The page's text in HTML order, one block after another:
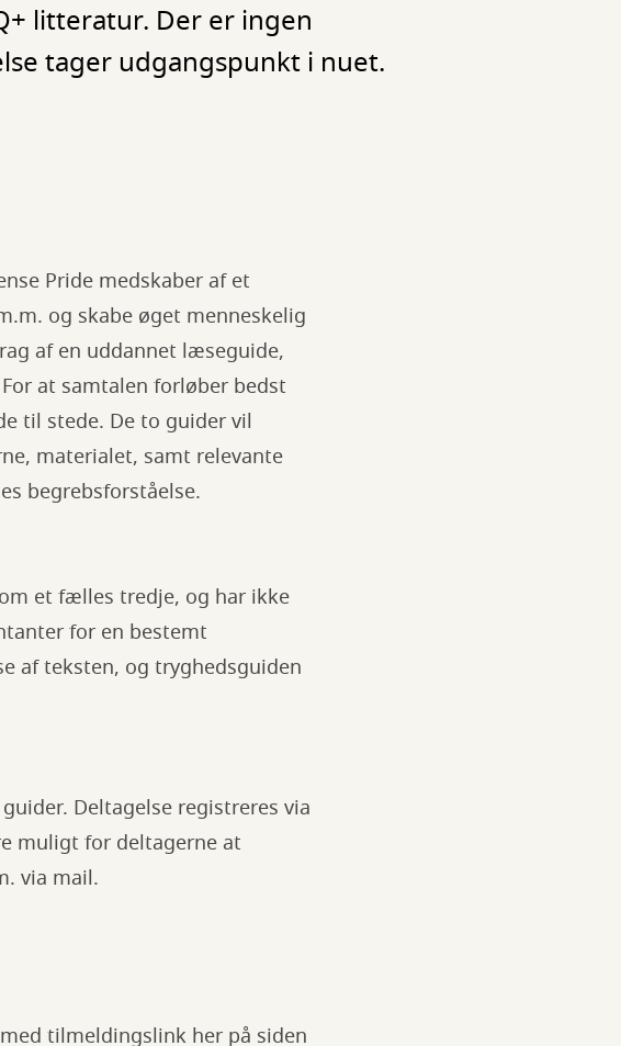
litteratur. Der er ingen
tager udgangspunkt i nuet.
Pride medskaber af et
og skabe øget menneskelig
af en uddannet læseguide,
at samtalen forløber bedst
til stede. De to guider vil
materialet, samt relevante
begrebsforståelse.
et fælles tredje, og har ikke
for en bestemt
af teksten, og tryghedsguiden
Deltagelse registreres via
muligt for deltagerne at
via mail.
tilmeldingslink her på siden